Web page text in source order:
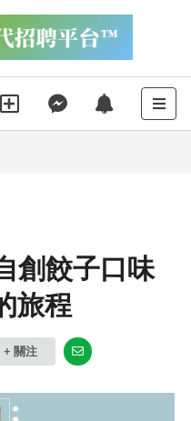
創餃子口味
旅程
+ 關注